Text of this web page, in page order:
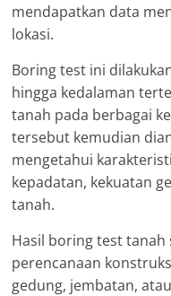
mendapatkan data
lokasi.
Boring test ini
hingga kedalaman
tanah pada berbagai
tersebut kemudian
mengetahui
kepadatan, kekuatan
tanah.
Hasil boring test
perencanaan
gedung, jembatan,